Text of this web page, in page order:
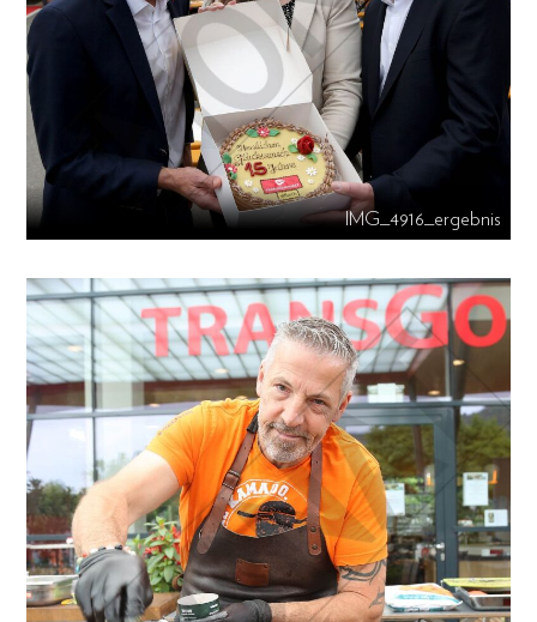
IMG_4916_ergebnis